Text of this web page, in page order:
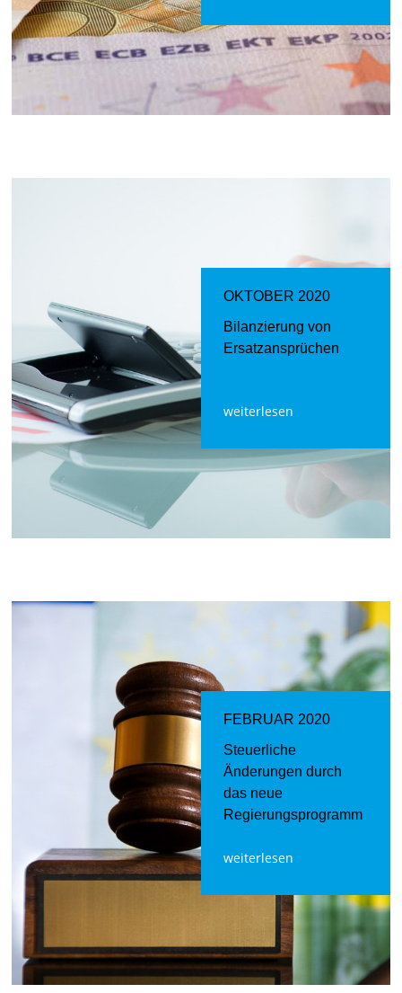
OKTOBER 2020
Bilanzierung von
Ersatzansprüchen
weiterlesen
FEBRUAR 2020
Steuerliche
Änderungen durch
das neue
Regierungsprogramm
weiterlesen